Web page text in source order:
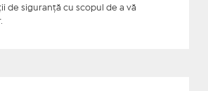
de siguranţă cu scopul de a vă